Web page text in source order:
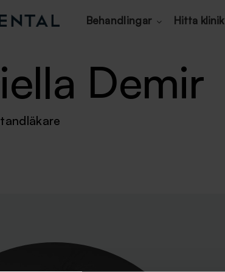
Behandlingar Hitta klinik
Demir